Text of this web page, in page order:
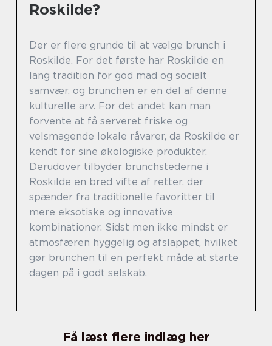
Roskilde?
Der er flere grunde til at vælge brunch i
Roskilde. For det første har Roskilde en
lang tradition for god mad og socialt
samvær, og brunchen er en del af denne
kulturelle arv. For det andet kan man
forvente at få serveret friske og
velsmagende lokale råvarer, da Roskilde er
kendt for sine økologiske produkter.
Derudover tilbyder brunchstederne i
Roskilde en bred vifte af retter, der
spænder fra traditionelle favoritter til
mere eksotiske og innovative
kombinationer. Sidst men ikke mindst er
atmosfæren hyggelig og afslappet, hvilket
gør brunchen til en perfekt måde at starte
dagen på i godt selskab.
Få læst flere indlæg her